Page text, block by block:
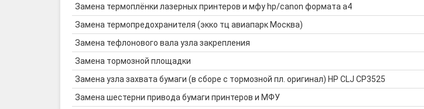
Замена термоплёнки лазерных принтеров и мфу hp/canon формата а4
Замена термопредохранителя (экко тц авиапарк Москва)
Замена тефлонового вала узла закрепления
Замена тормозной площадки
Замена узла захвата бумаги (в сборе с тормозной пл. оригинал) HP CLJ CP3525
Замена шестерни привода бумаги принтеров и МФУ